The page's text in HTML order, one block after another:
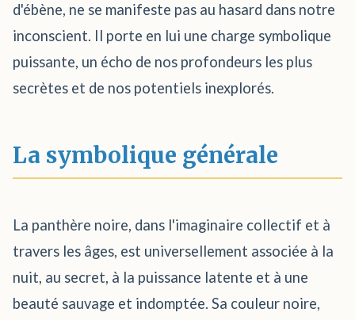
d'ébène, ne se manifeste pas au hasard dans notre
inconscient. Il porte en lui une charge symbolique
puissante, un écho de nos profondeurs les plus
secrètes et de nos potentiels inexplorés.
La symbolique générale
La panthère noire, dans l'imaginaire collectif et à
travers les âges, est universellement associée à la
nuit, au secret, à la puissance latente et à une
beauté sauvage et indomptée. Sa couleur noire,